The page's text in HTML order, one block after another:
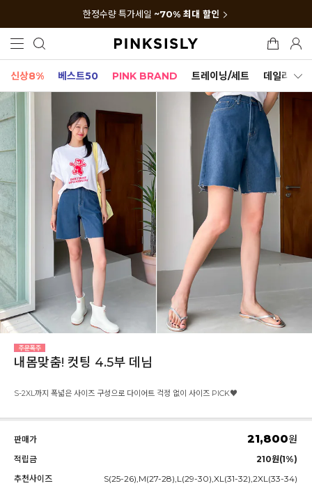
한정수량 특가세일 ~70% 최대 할인
신상8% 베스트50 PINK BRAND 트레이닝/세트 데일리세트
내몸맞춤! 컷팅 4.5부 데님
S-2XL까지 폭넓은 사이즈 구성으로 다이어트 걱정 없이 사이즈 PICK♥
판매가 21,800원
적립금
210원(1%)
추천사이즈
S(25-26),M(27-28),L(29-30),XL(31-32),2XL(33-34)